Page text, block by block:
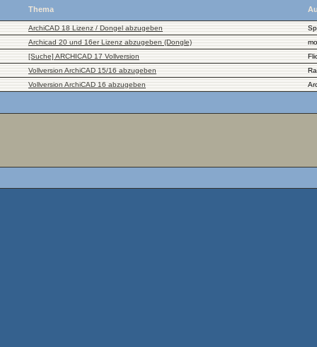
Thema
ArchiCAD 18 Lizenz / Dongel abzugeben
Archicad 20 und 16er Lizenz abzugeben (Dongle)
[Suche] ARCHICAD 17 Vollversion
Vollversion ArchiCAD 15/16 abzugeben
Vollversion ArchiCAD 16 abzugeben